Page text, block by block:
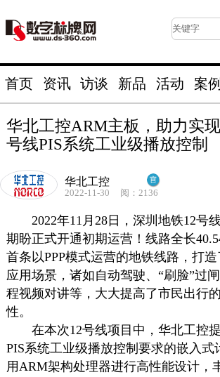
首页 资讯 访谈 新品 活动 案例
华北工控ARM主板，助力实
号线PIS系统工业级播放控制
华北工控
2022-11-30 阅：2136
2022年11月28日，深圳地铁12号
期盼正式开通初期运营！线路全长
首条以PPP模式运营的地铁线路，打
应用场景，诸如自动驾驶、“刷脸”过
程视频对讲等，大大提高了市民出行
性。
在本次12号线项目中，华北工控
PIS系统工业级播放控制要求的嵌入式
用ARM架构处理器进行高性能设计，